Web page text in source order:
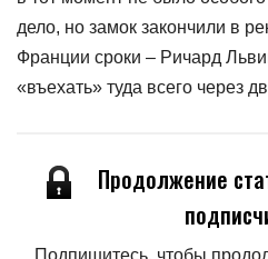
дело, но замок закончили в
Франции сроки – Ричард
«въехать» туда всего через
Продолжение
Подпишитесь, чтобы